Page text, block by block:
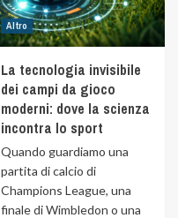
Altro
La tecnologia invisibile
dei campi da gioco
moderni: dove la scienza
incontra lo sport
Quando guardiamo una
partita di calcio di
Champions League, una
finale di Wimbledon o una